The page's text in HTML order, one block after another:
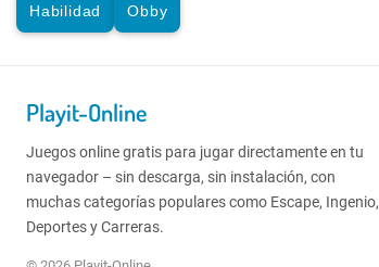
Habilidad Obby
Playit-Online
Juegos online gratis para jugar directamente en tu
navegador – sin descarga, sin instalación, con
muchas categorías populares como Escape, Ingenio,
Deportes y Carreras.